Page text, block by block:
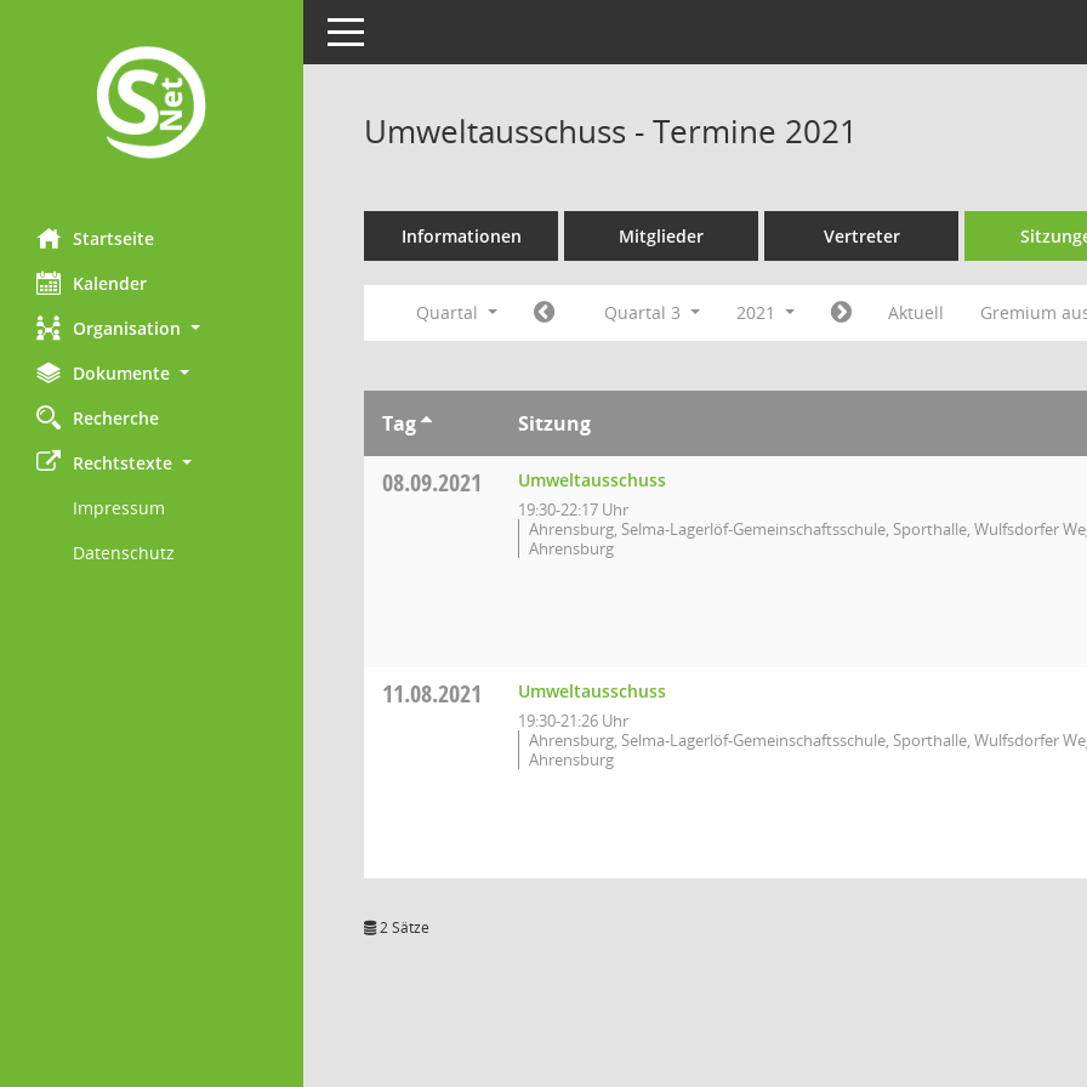
Startseite
Kalender
Organisation
Dokumente
Recherche
Rechtstexte
Impressum
Datenschutz
Toggle navigation
Umweltausschuss - Termine 2021
Informationen Mitglieder Vertreter
Quartal Quartal 3 2021 Aktuell Gremium
Tag Sitzung
08.09.2021 Umweltausschuss
19:30-22:17 Uhr
Ahrensburg, Selma-Lagerlöf-Gemeinschaftsschule, Sporthalle, Wulfsdorfer
Ahrensburg
11.08.2021 Umweltausschuss
19:30-21:26 Uhr
Ahrensburg, Selma-Lagerlöf-Gemeinschaftsschule, Sporthalle, Wulfsdorfer
Ahrensburg
2 Sätze